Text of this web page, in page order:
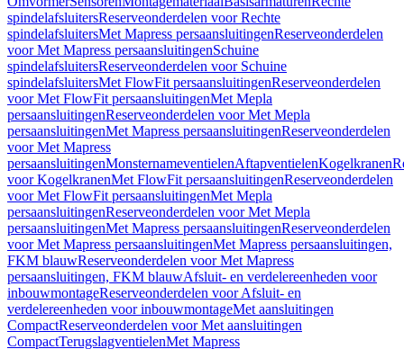
spindelafsluitersReserveonderdelen voor Rechte
spindelafsluitersMet Mapress persaansluitingenReserveonderdelen
voor Met Mapress persaansluitingenSchuine
spindelafsluitersReserveonderdelen voor Schuine
spindelafsluitersMet FlowFit persaansluitingenReserveonderdelen
voor Met FlowFit persaansluitingenMet Mepla
persaansluitingenReserveonderdelen voor Met Mepla
persaansluitingenMet Mapress persaansluitingenReserveonderdelen
voor Met Mapress
persaansluitingenMonsternameventielenAftapventielenKogelkranen
voor KogelkranenMet FlowFit persaansluitingenReserveonderdelen
voor Met FlowFit persaansluitingenMet Mepla
persaansluitingenReserveonderdelen voor Met Mepla
persaansluitingenMet Mapress persaansluitingenReserveonderdelen
voor Met Mapress persaansluitingenMet Mapress persaansluitingen,
FKM blauwReserveonderdelen voor Met Mapress
persaansluitingen, FKM blauwAfsluit- en verdelereenheden voor
inbouwmontageReserveonderdelen voor Afsluit- en
verdelereenheden voor inbouwmontageMet aansluitingen
CompactReserveonderdelen voor Met aansluitingen
CompactTerugslagventielenMet Mapress